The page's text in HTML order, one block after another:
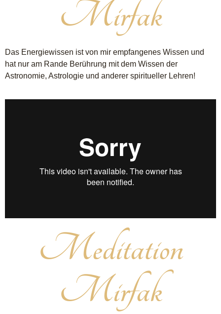
Mirfak
Das Energiewissen ist von mir empfangenes Wissen und
hat nur am Rande Berührung mit dem Wissen der
Astronomie, Astrologie und anderer spiritueller Lehren!
Meditation
Mirfak